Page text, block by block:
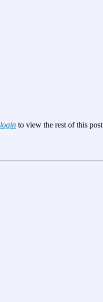
login to view the rest of this post